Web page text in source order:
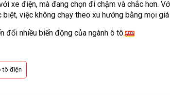
xe điện, mà đang chọn đi chậm và chắc hơn.
việc không chạy theo xu hướng bằng mọi
đổi nhiều biến động của ngành ô tô.
tô điện